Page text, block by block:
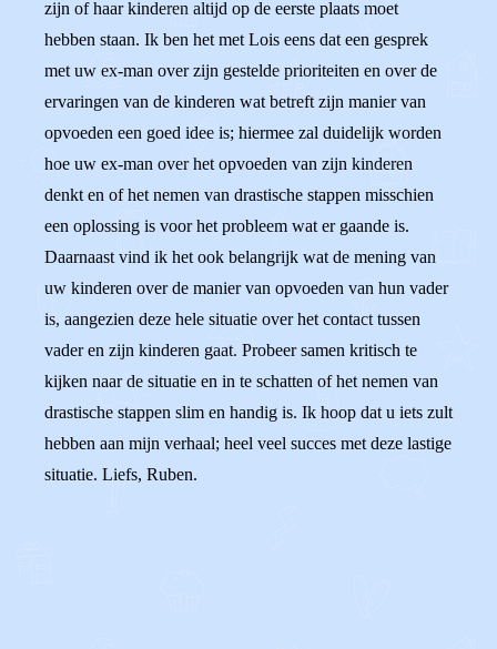
zijn of haar kinderen altijd op de eerste plaats moet
hebben staan. Ik ben het met Lois eens dat een gesprek
met uw ex-man over zijn gestelde prioriteiten en over de
ervaringen van de kinderen wat betreft zijn manier van
opvoeden een goed idee is; hiermee zal duidelijk worden
hoe uw ex-man over het opvoeden van zijn kinderen
denkt en of het nemen van drastische stappen misschien
een oplossing is voor het probleem wat er gaande is.
Daarnaast vind ik het ook belangrijk wat de mening van
uw kinderen over de manier van opvoeden van hun vader
is, aangezien deze hele situatie over het contact tussen
vader en zijn kinderen gaat. Probeer samen kritisch te
kijken naar de situatie en in te schatten of het nemen van
drastische stappen slim en handig is. Ik hoop dat u iets zult
hebben aan mijn verhaal; heel veel succes met deze lastige
situatie. Liefs, Ruben.